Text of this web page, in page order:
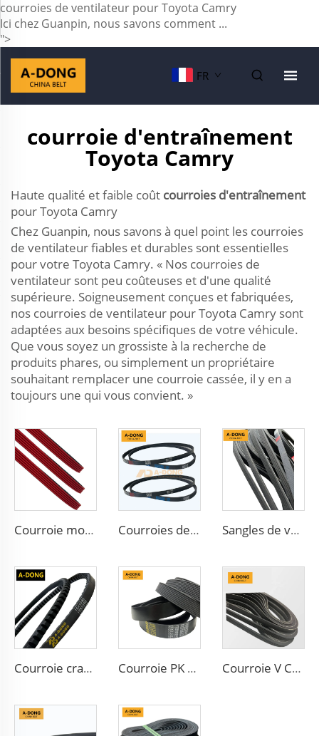
courroies de ventilateur pour Toyota Camry
Ici chez Guanpin, nous savons comment ...
">
FR
courroie d'entraînement
Toyota Camry
Haute qualité et faible coût courroies d'entraînement
pour Toyota Camry
Chez Guanpin, nous savons à quel point les courroies
de ventilateur fiables et durables sont essentielles
pour votre Toyota Camry. « Nos courroies de
ventilateur sont peu coûteuses et d'une qualité
supérieure. Soigneusement conçues et fabriquées,
nos courroies de ventilateur pour Toyota Camry sont
adaptées aux besoins spécifiques de votre véhicule.
Que vous soyez un grossiste à la recherche de
produits phares, ou simplement un propriétaire
souhaitant remplacer une courroie cassée, il y en a
toujours une qui vous convient. »
Courroie moulée PK/5PK1173 en matériau EPDM, adaptée pour moteur de course, haute qualité Courroies de transmission striées standard 6PK1140 pour voitures Sangles de voiture EPDM 8PK2895 Courroies en caoutchouc Courroies de ventilateur de camion 10PK
Courroie crantée A65 A66 A67 A68 A69 en caoutchouc BX70, courroie trapézoïdale V Courroie PK 5PK1650 Courroie d'alternateur automobile Courroie nervurée 5PK865 Courroie V Chine Fabricant Courroie de moteur 6PK2563 à nervures PK 5PK692 Courroie d'entraînement pour ventilateur